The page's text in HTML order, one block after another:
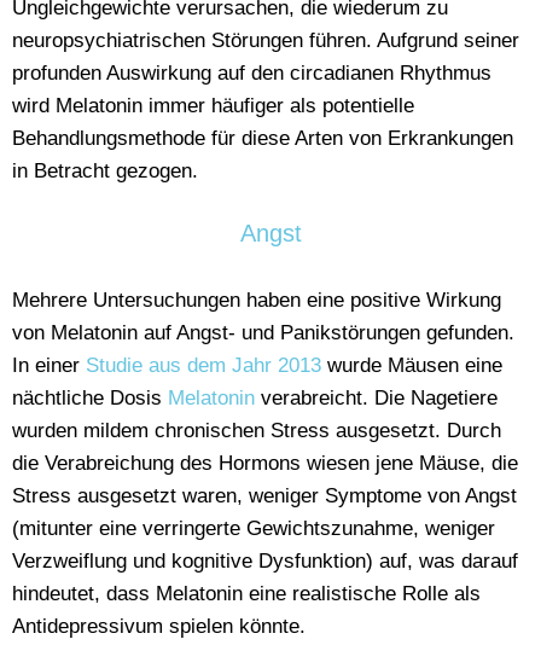
Ungleichgewichte verursachen, die wiederum zu
neuropsychiatrischen Störungen führen. Aufgrund seiner
profunden Auswirkung auf den circadianen Rhythmus
wird Melatonin immer häufiger als potentielle
Behandlungsmethode für diese Arten von Erkrankungen
in Betracht gezogen.
Angst
Mehrere Untersuchungen haben eine positive Wirkung
von Melatonin auf Angst- und Panikstörungen gefunden.
In einer Studie aus dem Jahr 2013 wurde Mäusen eine
nächtliche Dosis Melatonin verabreicht. Die Nagetiere
wurden mildem chronischen Stress ausgesetzt. Durch
die Verabreichung des Hormons wiesen jene Mäuse, die
Stress ausgesetzt waren, weniger Symptome von Angst
(mitunter eine verringerte Gewichtszunahme, weniger
Verzweiflung und kognitive Dysfunktion) auf, was darauf
hindeutet, dass Melatonin eine realistische Rolle als
Antidepressivum spielen könnte.